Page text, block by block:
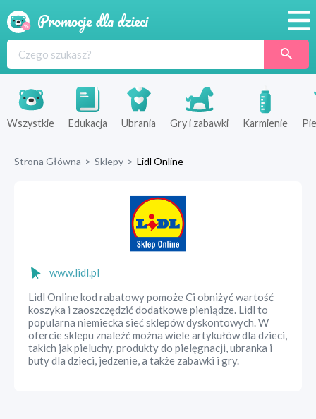
Produkty
Sklepy
Wszystkie Edukacja Ubrania Gry i zabawki Karmienie
Strona Główna > Sklepy > Lidl Online
www.lidl.pl
Lidl Online kod rabatowy pomoże Ci obniżyć wartość
koszyka i zaoszczędzić dodatkowe pieniądze. Lidl to
popularna niemiecka sieć sklepów dyskontowych. W
ofercie sklepu znaleźć można wiele artykułów dla dzieci,
takich jak pieluchy, produkty do pielęgnacji, ubranka i
buty dla dzieci, jedzenie, a także zabawki i gry.